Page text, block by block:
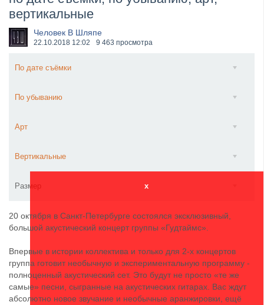
​Anthrax выпустили новый сингл и клип «Everybod...
вертикальные
Человек В Шляпе
22.10.2018 12:02 9 463 просмотра
По дате съёмки
По убыванию
Арт
Вертикальные
Размер x
20 октября в Санкт-Петербурге состоялся эксклюзивный,
большой акустический концерт группы «Гудтаймс».
Впервые в истории коллектива и только для 2-х концертов
группа готовит необычную и экспериментальную программу -
полноценный акустический сет. Это будут не просто «те же
самые» песни, сыгранные на акустических гитарах. Вас ждут
абсолютно новое звучание и необычные аранжировки, ещё